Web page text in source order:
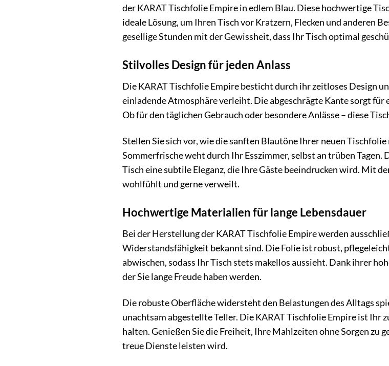
der KARAT Tischfolie Empire in edlem Blau. Diese hochwertige
ideale Lösung, um Ihren Tisch vor Kratzern, Flecken und anderen
gesellige Stunden mit der Gewissheit, dass Ihr Tisch optimal
Stilvolles Design für jeden Anlass
Die KARAT Tischfolie Empire besticht durch ihr zeitloses Design
einladende Atmosphäre verleiht. Die abgeschrägte Kante sorgt
Ob für den täglichen Gebrauch oder besondere Anlässe – diese
Stellen Sie sich vor, wie die sanften Blautöne Ihrer neuen
Sommerfrische weht durch Ihr Esszimmer, selbst an trüben
Tisch eine subtile Eleganz, die Ihre Gäste beeindrucken wird. Mit
wohlfühlt und gerne verweilt.
Hochwertige Materialien für lange Lebensdauer
Bei der Herstellung der KARAT Tischfolie Empire werden
Widerstandsfähigkeit bekannt sind. Die Folie ist robust,
abwischen, sodass Ihr Tisch stets makellos aussieht. Dank ihrer
der Sie lange Freude haben werden.
Die robuste Oberfläche widersteht den Belastungen des Alltags
unachtsam abgestellte Teller. Die KARAT Tischfolie Empire ist Ihr
halten. Genießen Sie die Freiheit, Ihre Mahlzeiten ohne Sorgen zu
treue Dienste leisten wird.